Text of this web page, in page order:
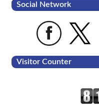
Social Network
Visitor Counter